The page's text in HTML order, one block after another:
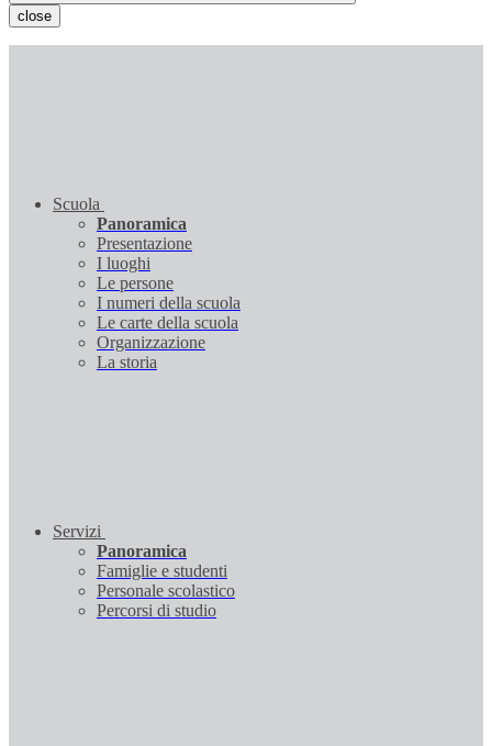
close
Scuola
Panoramica
Presentazione
I luoghi
Le persone
I numeri della scuola
Le carte della scuola
Organizzazione
La storia
Servizi
Panoramica
Famiglie e studenti
Personale scolastico
Percorsi di studio